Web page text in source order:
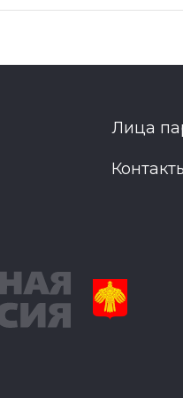
Лица